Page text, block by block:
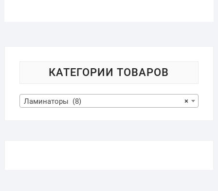
КАТЕГОРИИ ТОВАРОВ
×
Ламинаторы (8)